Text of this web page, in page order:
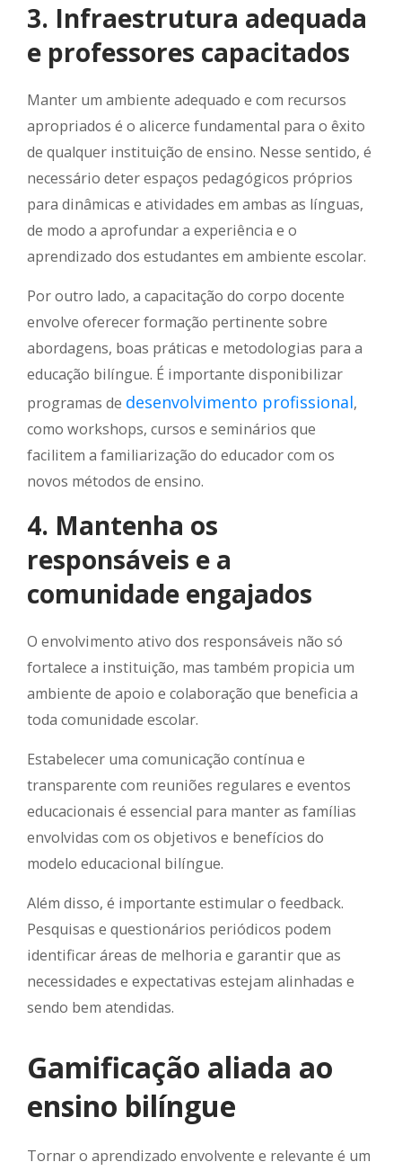
3. Infraestrutura adequada
e professores capacitados
Manter um ambiente adequado e com recursos
apropriados é o alicerce fundamental para o êxito
de qualquer instituição de ensino. Nesse sentido, é
necessário deter espaços pedagógicos próprios
para dinâmicas e atividades em ambas as línguas,
de modo a aprofundar a experiência e o
aprendizado dos estudantes em ambiente escolar.
Por outro lado, a capacitação do corpo docente
envolve oferecer formação pertinente sobre
abordagens, boas práticas e metodologias para a
educação bilíngue. É importante disponibilizar
programas de desenvolvimento profissional,
como workshops, cursos e seminários que
facilitem a familiarização do educador com os
novos métodos de ensino.
4. Mantenha os
responsáveis e a
comunidade engajados
O envolvimento ativo dos responsáveis não só
fortalece a instituição, mas também propicia um
ambiente de apoio e colaboração que beneficia a
toda comunidade escolar.
Estabelecer uma comunicação contínua e
transparente com reuniões regulares e eventos
educacionais é essencial para manter as famílias
envolvidas com os objetivos e benefícios do
modelo educacional bilíngue.
Além disso, é importante estimular o feedback.
Pesquisas e questionários periódicos podem
identificar áreas de melhoria e garantir que as
necessidades e expectativas estejam alinhadas e
sendo bem atendidas.
Gamificação aliada ao
ensino bilíngue
Tornar o aprendizado envolvente e relevante é um